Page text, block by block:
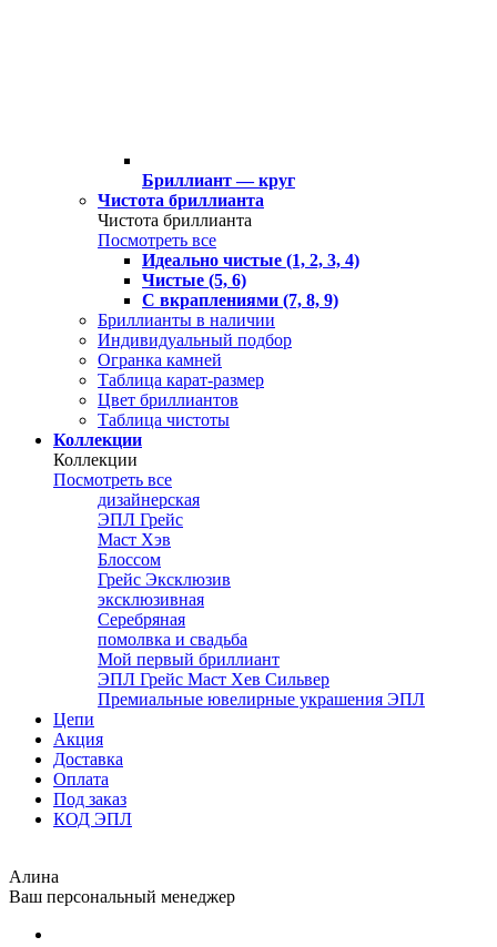
Бриллиант — круг
Чистота бриллианта
Чистота бриллианта
Посмотреть все
Идеально чистые (1, 2, 3, 4)
Чистые (5, 6)
С вкраплениями (7, 8, 9)
Бриллианты в наличии
Индивидуальный подбор
Огранка камней
Таблица карат-размер
Цвет бриллиантов
Таблица чистоты
Коллекции
Коллекции
Посмотреть все
дизайнерская
ЭПЛ Грейс
Маст Хэв
Блоссом
Грейс Эксклюзив
эксклюзивная
Серебряная
помолвка и свадьба
Мой первый бриллиант
ЭПЛ Грейс Маст Хев Сильвер
Премиальные ювелирные украшения ЭПЛ
Цепи
Акция
Доставка
Оплата
Под заказ
КОД ЭПЛ
Алина
Ваш персональный менеджер